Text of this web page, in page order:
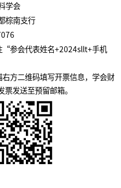
学会
棕南支行
“参会代表姓名+2024sllt+手机
右方二维码填写开票信息，学会财
发送至预留邮箱。